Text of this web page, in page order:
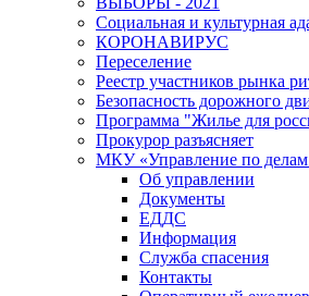
Социальная и культурная
КОРОНАВИРУС
Переселение
Реестр участников рынка
Безопасность дорожного
Программа "Жилье для
Прокурор разъясняет
МКУ «Управление по
Об управлении
Документы
ЕДДС
Информация
Служба спасения
Контакты